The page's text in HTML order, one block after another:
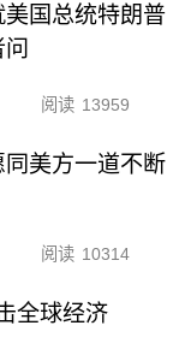
国总统特朗普
阅读 13959
美方一道不断
阅读 10314
全球经济